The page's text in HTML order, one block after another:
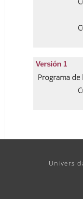
Versión 1
Programa de